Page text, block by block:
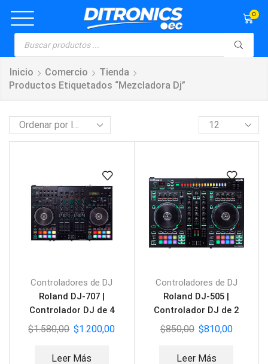
0
Inicio Comercio
Tienda
Productos Etiquetados “mezcladora Dj”
Controladores de DJ
Roland DJ-707 |
Controlador DJ de 4
canales
$1.580,00 $1.200,00
Leer Más
Controladores de DJ
Roland DJ-505 |
Controlador DJ de 2
canales
$850,00 $810,00
Leer Más